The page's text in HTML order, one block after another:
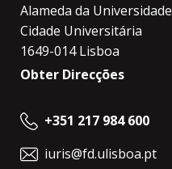
Alameda da Universidade
Cidade Universitária
1649-014 Lisboa
Obter Direcções
+351 217 984 600
iuris@fd.ulisboa.pt